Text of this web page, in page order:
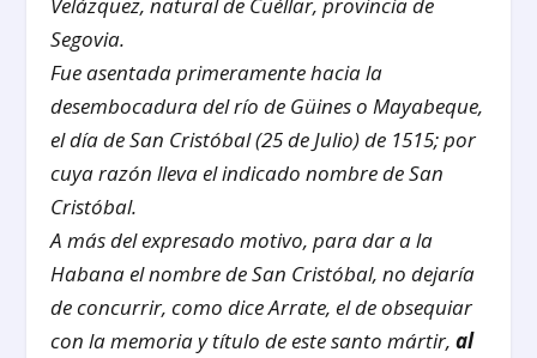
Segovia.
Fue asentada primeramente hacia la
desembocadura del río de Güines o Mayabeque,
el día de San Cristóbal (25 de Julio) de 1515; por
cuya razón lleva el indicado nombre de San
Cristóbal.
A más del expresado motivo, para dar a la
Habana el nombre de San Cristóbal, no dejaría
de concurrir, como dice Arrate, el de obsequiar
con la memoria y título de este santo mártir, al